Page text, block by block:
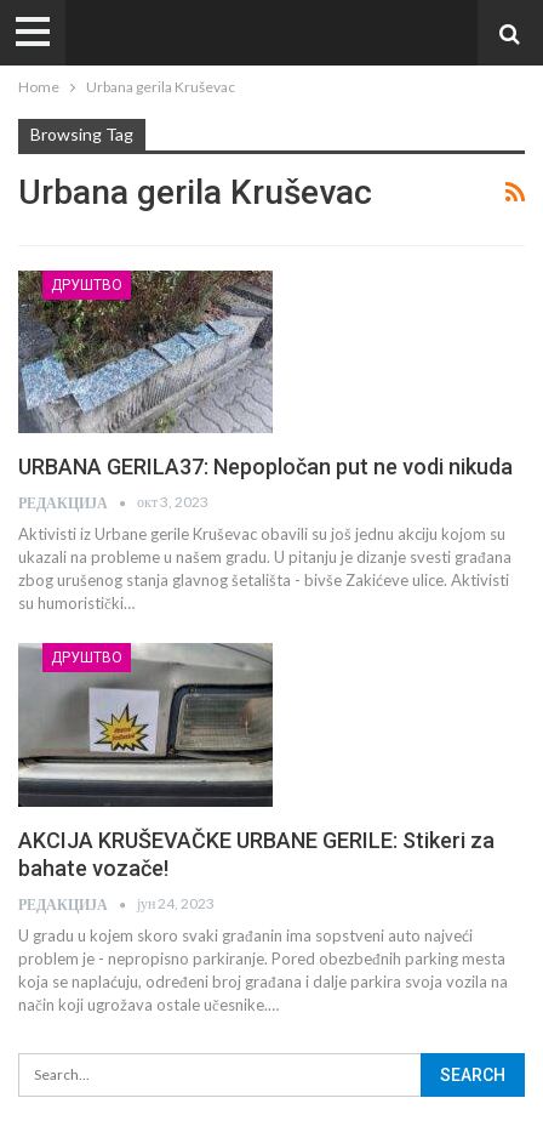
Home Urbana gerila Kruševac
Browsing Tag
Urbana gerila Kruševac
ДРУШТВО
URBANA GERILA37: Nepopločan put ne vodi nikuda
РЕДАКЦИЈА окт 3, 2023
Aktivisti iz Urbane gerile Kruševac obavili su još jednu akciju kojom su
ukazali na probleme u našem gradu. U pitanju je dizanje svesti građana
zbog urušenog stanja glavnog šetališta - bivše Zakićeve ulice. Aktivisti
su humoristički…
ДРУШТВО
AKCIJA KRUŠEVAČKE URBANE GERILE: Stikeri za
bahate vozače!
РЕДАКЦИЈА јун 24, 2023
U gradu u kojem skoro svaki građanin ima sopstveni auto najveći
problem je - nepropisno parkiranje. Pored obezbeđnih parking mesta
koja se naplaćuju, određeni broj građana i dalje parkira svoja vozila na
način koji ugrožava ostale učesnike.…